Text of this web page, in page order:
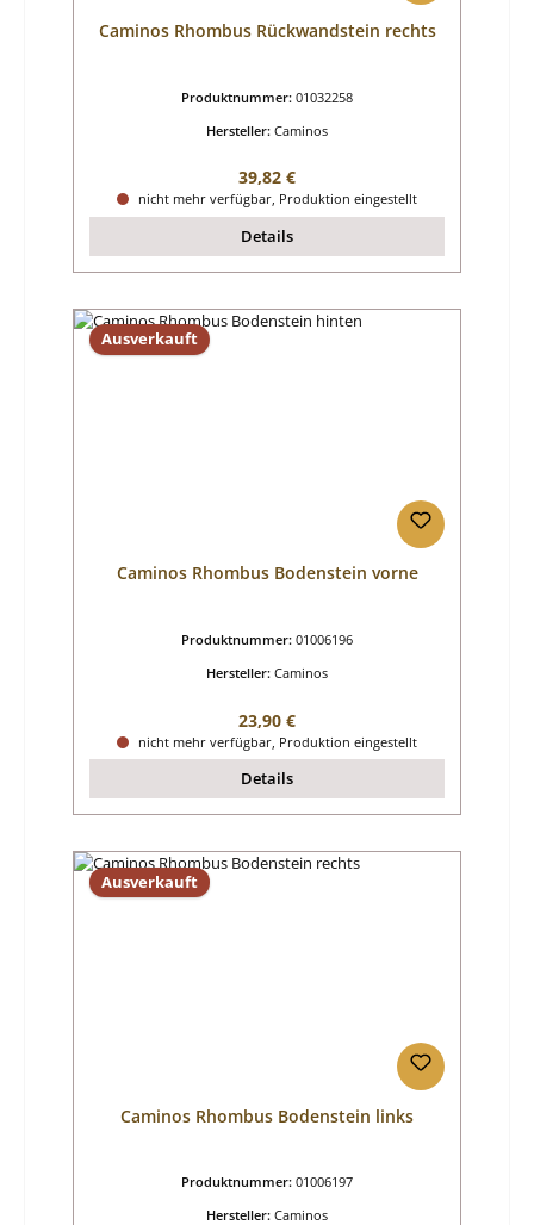
Caminos Rhombus Rückwandstein rechts
Produktnummer: 01032258
Hersteller: Caminos
Regulärer Preis:
39,82 €
nicht mehr verfügbar, Produktion eingestellt
Details
Ausverkauft
Caminos Rhombus Bodenstein vorne
Produktnummer: 01006196
Hersteller: Caminos
Regulärer Preis:
23,90 €
nicht mehr verfügbar, Produktion eingestellt
Details
Ausverkauft
Caminos Rhombus Bodenstein links
Produktnummer: 01006197
Hersteller: Caminos